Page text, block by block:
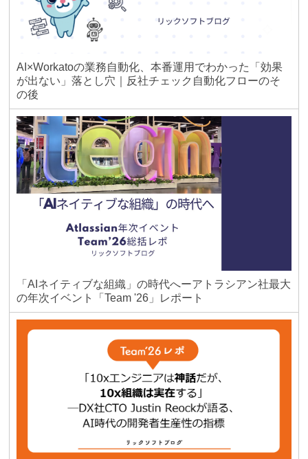
AI×Workatoの業務自動化、本番運用でわかった「効果
が出ない」落とし穴｜反社チェック自動化フローのそ
の後
「AIネイティブな組織」の時代へーアトラシアン社最大
の年次イベント「Team '26」レポート